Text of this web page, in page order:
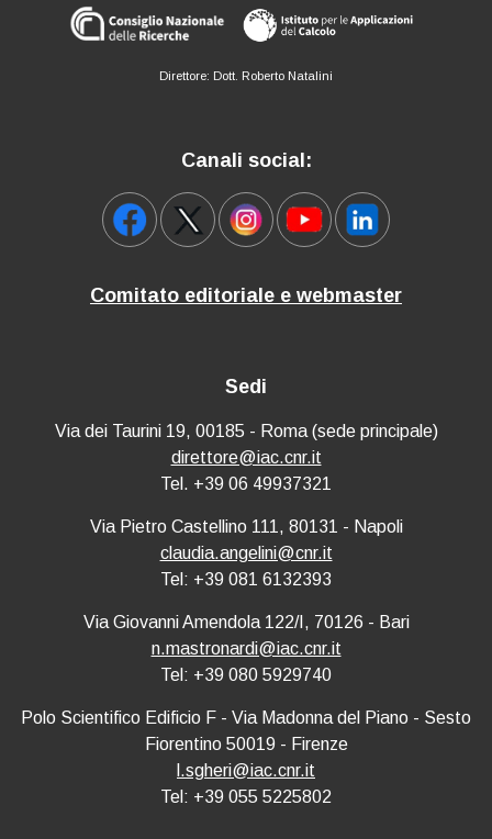
Direttore: Dott. Roberto Natalini
Canali social:
Comitato editoriale e webmaster
Sedi
Via dei Taurini 19, 00185 - Roma (sede principale)
direttore@iac.cnr.it
Tel. +39 06 49937321
Via Pietro Castellino 111, 80131 - Napoli
claudia.angelini@cnr.it
Tel: +39 081 6132393
Via Giovanni Amendola 122/I, 70126 - Bari
n.mastronardi@iac.cnr.it
Tel: +39 080 5929740
Polo Scientifico Edificio F - Via Madonna del Piano - Sesto
Fiorentino 50019 - Firenze
l.sgheri@iac.cnr.it
Tel: +39 055 5225802